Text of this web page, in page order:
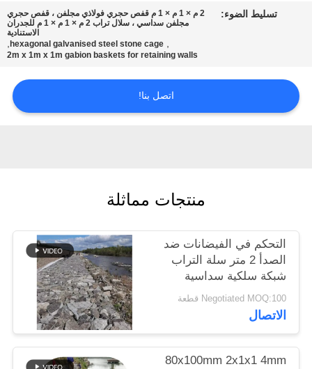
أسعار
الخصوصية
تسليط الضوء:
2 م × 1 م × 1 م قفص حجري فولاذي مجلفن ، قفص حجري
مجلفن سداسي ، سلال تراب 2 م × 1 م × 1 م للجدران
الاستنادية
,
hexagonal galvanised steel stone cage
,
2m x 1m x 1m gabion baskets for retaining walls
اتصل بنا!
منتجات مماثلة
التحكم في الفيضانات ضد
الصدأ 2 متر سلة التراب
شبكة سلكية سداسية
Negotiated MOQ:100 قطعة
الاتصال
80x100mm 2x1x1 4mm